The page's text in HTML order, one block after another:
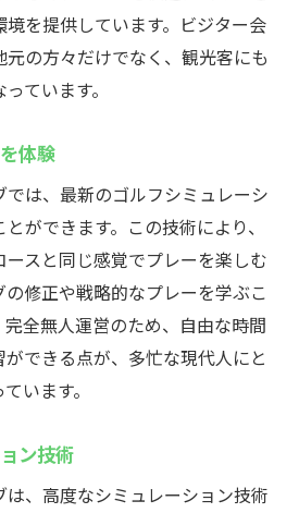
を提供しています。ビジター会
の方々だけでなく、観光客にも
ています。
体験
は、最新のゴルフシミュレーシ
ができます。この技術により、
スと同じ感覚でプレーを楽しむ
修正や戦略的なプレーを学ぶこ
全無人運営のため、自由な時間
できる点が、多忙な現代人にと
います。
ン技術
、高度なシミュレーション技術